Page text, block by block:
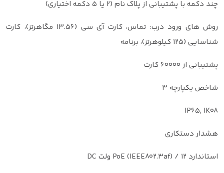
چند دکمه با پشتیبانی از پلاک نام (2 یا 5 دکمه اختیاری)
روش های ورود درب: تماس، کارت آی سی (13.56 مگاهرتز)، کارت
شناسایی (125 کیلوهرتز)، برنامه
پشتیبانی از 60000 کارت
شاخص یکپارچه 3
IP65, IK08
هشدار دستکاری
استاندارد PoE (IEEE802.3af) / 12 ولت DC